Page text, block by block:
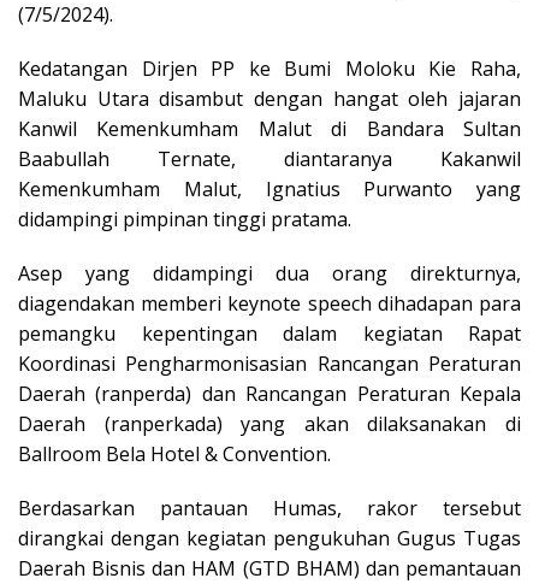
(7/5/2024).
Kedatangan Dirjen PP ke Bumi Moloku Kie Raha,
Maluku Utara disambut dengan hangat oleh jajaran
Kanwil Kemenkumham Malut di Bandara Sultan
Baabullah Ternate, diantaranya Kakanwil
Kemenkumham Malut, Ignatius Purwanto yang
didampingi pimpinan tinggi pratama.
Asep yang didampingi dua orang direkturnya,
diagendakan memberi keynote speech dihadapan para
pemangku kepentingan dalam kegiatan Rapat
Koordinasi Pengharmonisasian Rancangan Peraturan
Daerah (ranperda) dan Rancangan Peraturan Kepala
Daerah (ranperkada) yang akan dilaksanakan di
Ballroom Bela Hotel & Convention.
Berdasarkan pantauan Humas, rakor tersebut
dirangkai dengan kegiatan pengukuhan Gugus Tugas
Daerah Bisnis dan HAM (GTD BHAM) dan pemantauan